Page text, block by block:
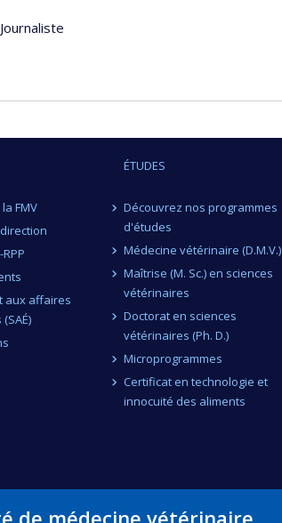
Journaliste
FMV
aux affaires
ÉTUDES
Découvrez nos programmes
d'études
Médecine vétérinaire (D.M.V.)
Maîtrise (M. Sc.) en sciences
vétérinaires
Doctorat en sciences
vétérinaires (Ph. D.)
Microprogrammes
Certificat en technologie et
innocuité des aliments
de médecine vétérinaire